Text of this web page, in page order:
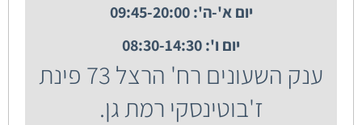
יום א'-ה': 09:45-20:00
יום ו': 08:30-14:30
ענק השעונים רח' הרצל 73 פינת
ז'בוטינסקי רמת גן.